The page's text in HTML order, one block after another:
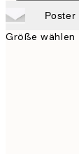
Poster
Größe wählen